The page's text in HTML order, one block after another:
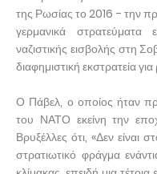
της Ρωσίας το 2016 - την
γερμανικά στρατεύματα
ναζιστικής εισβολής στη
διαφημιστική εκστρατεία
Ο Πάβελ, ο οποίος ήταν
του ΝΑΤΟ εκείνη την
Βρυξέλλες ότι, «Δεν είναι
στρατιωτικό φράγμα